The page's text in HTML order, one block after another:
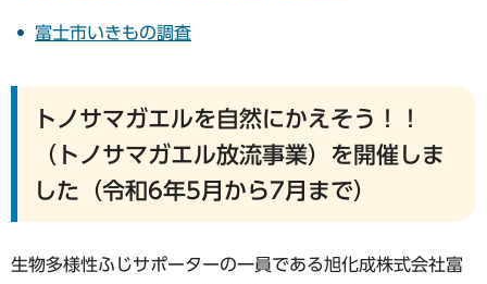
富士市いきもの調査
トノサマガエルを自然にかえそう！！
（トノサマガエル放流事業）を開催しま
した（令和6年5月から7月まで）
生物多様性ふじサポーターの一員である旭化成株式会社富